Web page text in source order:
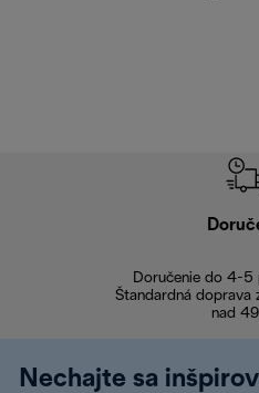
Doručenie do 4-5
Štandardná doprava
nad
Nechajte sa